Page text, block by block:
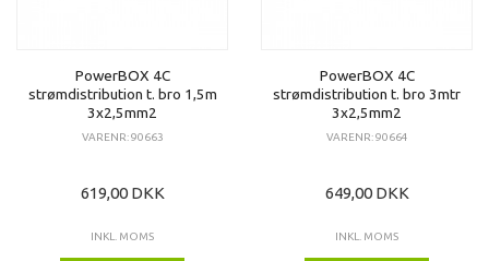
PowerBOX 4C
strømdistribution t. bro 1,5m
3x2,5mm2
VARENR: 90663
619,00 DKK
INKL. MOMS
PowerBOX 4C
strømdistribution t. bro 3mtr
3x2,5mm2
VARENR: 90664
649,00 DKK
INKL. MOMS